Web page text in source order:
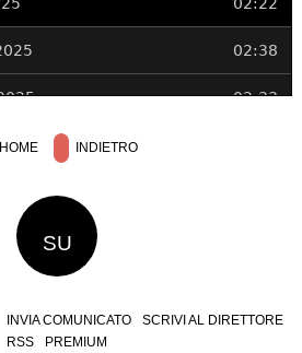
HOME INDIETRO
SU
INVIA COMUNICATO
SCRIVI AL DIRETTORE
RSS
PREMIUM